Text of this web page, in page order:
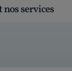
services